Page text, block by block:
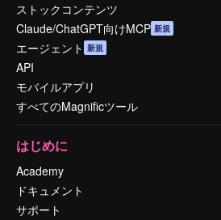
ストックコンテンツ
Claude/ChatGPT向けMCP 新規
エージェント 新規
API
モバイルアプリ
すべてのMagnificツール
はじめに
Academy
ドキュメント
サポート